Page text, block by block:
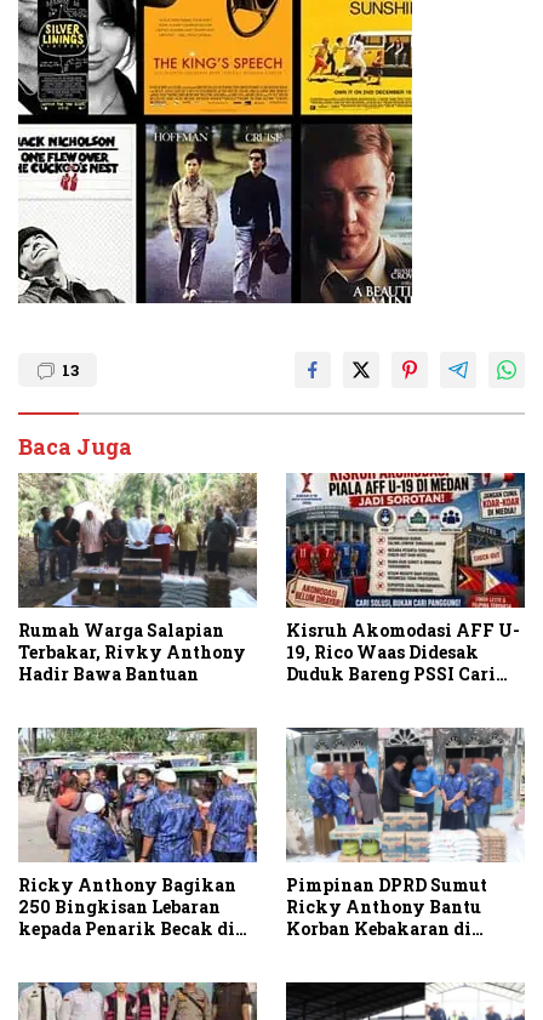
13
Baca Juga
Rumah Warga Salapian
Terbakar, Rivky Anthony
Hadir Bawa Bantuan
Kisruh Akomodasi AFF U-
19, Rico Waas Didesak
Duduk Bareng PSSI Cari
Ricky Anthony Bagikan
250 Bingkisan Lebaran
kepada Penarik Becak di
Pimpinan DPRD Sumut
Ricky Anthony Bantu
Korban Kebakaran di